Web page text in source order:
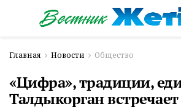
Главная Новости Общество
«Цифра», традиции,
Талдыкорган